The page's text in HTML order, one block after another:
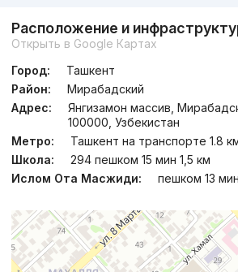
Расположение и
Открыть в Google Картах
Город:
Ташкент
Район:
Мирабадский
Адрес:
Янгизамон массив,
100000, Узбекистан
Метро:
Ташкент на транспорте 1.8
Школа:
294 пешком 15 мин 1,5 км
Ислом Ота Масжиди:
пешком 13